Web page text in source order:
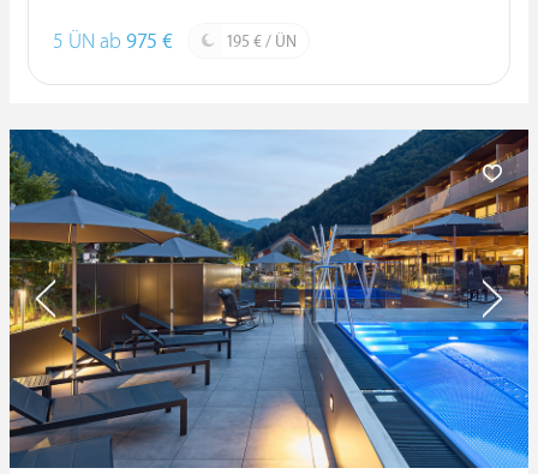
5 ÜN ab 975 € 195 € / ÜN